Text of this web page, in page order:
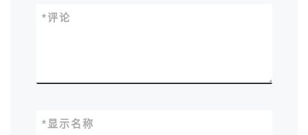
评论
*
显示名称
*